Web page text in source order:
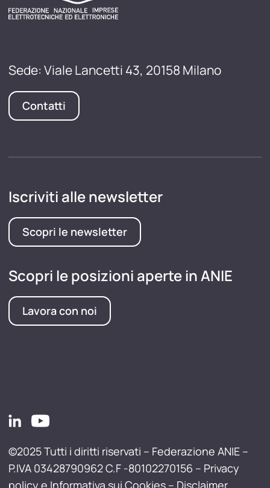
Sede: Viale Lancetti 43, 20158 Milano
Contatti
Iscriviti alle newsletter
Scopri le newsletter
Scopri le posizioni aperte in ANIE
Lavora con noi
©2025 Tutti i diritti riservati – Federazione ANIE –
P.IVA 03428790962 C.F -80102270156 – Privacy